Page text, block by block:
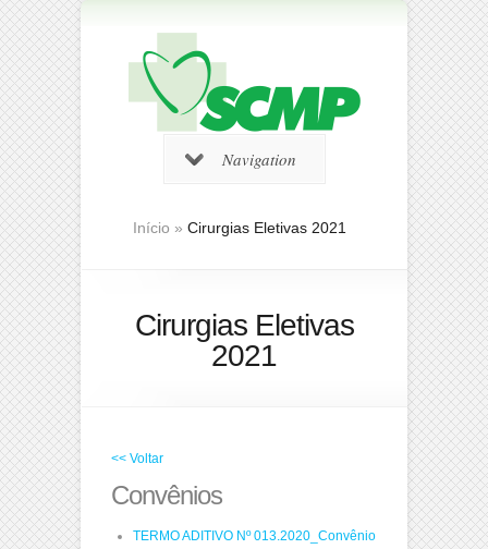
Navigation
Início » Cirurgias Eletivas 2021
Cirurgias Eletivas
2021
<< Voltar
Convênios
TERMO ADITIVO Nº 013.2020_Convênio